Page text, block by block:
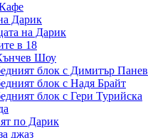
Дарик
на Дарик
в 18
Шоу
блок с Димитър Панев
блок с Надя Брайт
блок с Гери Турийска
по Дарик
джаз